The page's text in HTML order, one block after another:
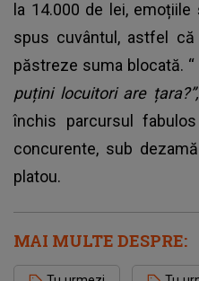
la 14.000 de lei,
spus cuvântul, astfel
păstreze suma blocată. “
puțini locuitori are țara?”,
închis parcursul
concurente, sub
platou.
MAI MULTE DESPRE: